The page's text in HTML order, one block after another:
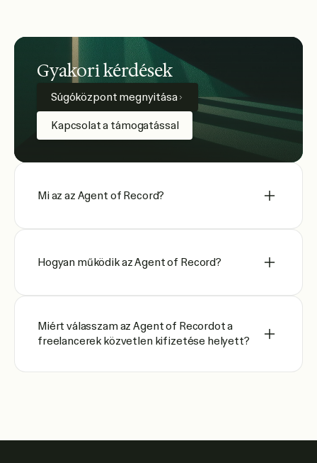
Gyakori kérdések
Súgóközpont megnyitása
Kapcsolat a támogatással
Mi az az Agent of Record?
Hogyan működik az Agent of Record?
Miért válasszam az Agent of Recordot a
freelancerek közvetlen kifizetése helyett?